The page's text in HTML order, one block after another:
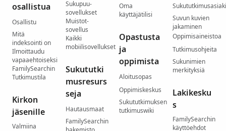
osallistua
Osallistu
Mitä
indeksointi on
Ilmoittaudu
vapaaehtoiseksi
FamilySearchin
Tutkimustila
Kirkon
jäsenille
Valmiina
Sukupuu-
sovellukset
Muistot-
sovellus
Kaikki
mobiilisovellukset
Sukututki
musresurs
seja
Hautausmaat
FamilySearchin
Oma
käyttäjätilisi
Opastusta
ja
oppimista
Aloitusopas
Oppimiskeskus
Sukututkimuksen
tutkimuswiki
Suvun kuvien
jakaminen
Oppimisaineistoa
Tutkimusohjeita
Sukunimien
merkityksiä
Lakikesku
s
FamilySearchin
käyttöehdot